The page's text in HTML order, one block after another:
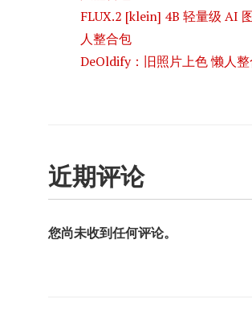
FLUX.2 [klein] 4B 轻量级 AI
人整合包
DeOldify：旧照片上色 懒人
近期评论
您尚未收到任何评论。